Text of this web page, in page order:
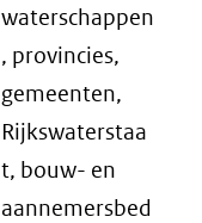
waterschappen
, provincies,
gemeenten,
Rijkswaterstaa
t, bouw- en
aannemersbed